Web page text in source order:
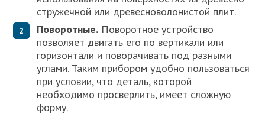
стружечной или древесноволонистой плит.
Поворотные. Поворотное устройство
позволяет двигать его по вертикали или
горизонтали и поворачивать под разными
углами. Таким прибором удобно пользоваться
при условии, что деталь, которой
необходимо просверлить, имеет сложную
форму.